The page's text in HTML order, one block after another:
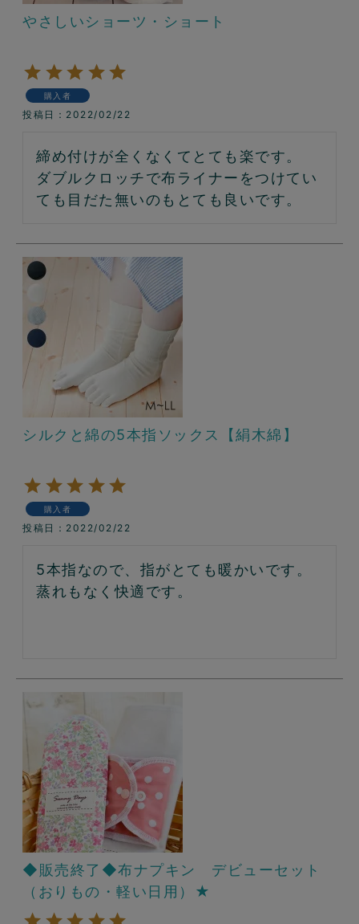
やさしいショーツ・ショート
購入者
投稿日 2022/02/22
締め付けが全くなくてとても楽です。
ダブルクロッチで布ライナーをつけてい
ても目だた無いのもとても良いです。
シルクと綿の5本指ソックス【絹木綿】
購入者
投稿日 2022/02/22
5本指なので、指がとても暖かいです。
蒸れもなく快適です。
◆販売終了◆布ナプキン デビューセット
（おりもの・軽い日用）★